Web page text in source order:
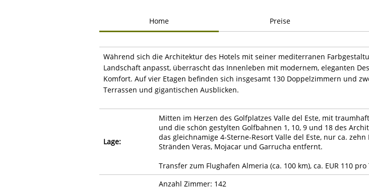
Home Preise
Während sich die Architektur des Hotels mit seiner mediterranen
Landschaft anpasst, überrascht das Innenleben mit modernem, eleganten
Komfort. Auf vier Etagen befinden sich insgesamt 130 Doppelzimmern und
Terrassen und gigantischen Ausblicken.
Lage:
Mitten im Herzen des Golfplatzes Valle del Este, mit
und die schön gestylten Golfbahnen 1, 10, 9 und 18 des
das gleichnamige 4-Sterne-Resort Valle del Este, nur ca.
Stränden Veras, Mojacar und Garrucha entfernt.
Transfer zum Flughafen Almeria (ca. 100 km), ca. EUR 110 pro
Anzahl Zimmer: 142